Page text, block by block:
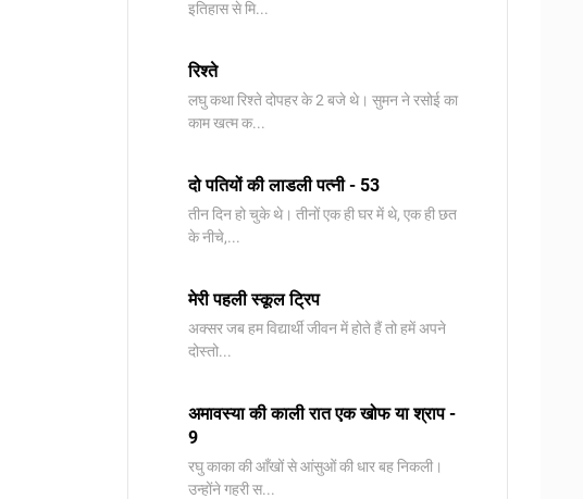
इतिहास से मि...
रिश्ते
लघु कथा रिश्ते दोपहर के 2 बजे थे। सुमन ने रसोई का
काम खत्म क...
दो पतियों की लाडली पत्नी - 53
तीन दिन हो चुके थे। तीनों एक ही घर में थे, एक ही छत
के नीचे,...
मेरी पहली स्कूल ट्रिप
अक्सर जब हम विद्यार्थी जीवन में होते हैं तो हमें अपने
दोस्तो...
अमावस्या की काली रात एक खोफ या श्राप -
9
रघु काका की आँखों से आंसुओं की धार बह निकली।
उन्होंने गहरी स...